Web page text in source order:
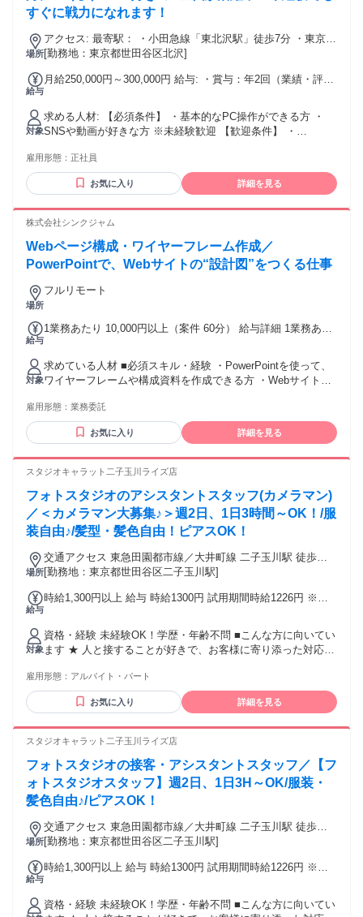
出社が可能な方 ・長期的（1年以上）に勤務し、共に成長でき
る方
すぐに戦力になれます！
場所
アクセス: 最寄駅： ・小田急線「東北沢駅」徒歩7分 ・東京メ
トロ千代田線「代々木上原駅」徒歩12分 下北沢・代々木・渋
グも楽しめる人気エリアです。 通勤ストレスが少なく、 「仕
す。
[勤務地：東京都世田谷区北沢]
給与
月給250,000円～300,000円 給与: ・賞与：年2回（業績・評価
年功序列ではなく、 「頑張りがきちんと評価される仕組み」
です。 未経験スタートでも 成長に応じてしっかり収入アップ
が目指せます。
対象
求める人材: 【必須条件】 ・基本的なPC操作ができる方 ・
SNSや動画が好きな方 ※未経験歓迎 【歓迎条件】 ・
・デザインやクリエイティブが好きな方 【こんな方にピッタ
リ】 ・「SNSを仕事にしたい」と本気で思っている方 ・好き
なことを仕事にしたい方 ・成長業界でスキルを身につけたい
ンスも目指したい方
雇用形態： 正社員
お気に入り 詳細を見る
株式会社シンクジャム
Webページ構成・ワイヤーフレーム作成／
PowerPointで、Webサイトの“設計図”をつくる仕事
場所
フルリモート
給与
1業務あたり 10,000円以上（案件 60分） 給与詳細 1業務あた
円 〜(60分) 報酬は、案件ごとに個別見積となります。 募集要
項の仕様上、基本給欄には「1業務あたり10,000円〜」と記載
していますが、実際の報酬はページ数・画面数・内容の難易
度・納期・修正範囲などを踏まえて、案件ごとに事前に交渉
はなく、業務委託契約でのご依頼となります。
対象
求めている人材 ■必須スキル・経験 ・PowerPointを使って、
ワイヤーフレームや構成資料を作成できる方 ・Webサイトや
意味を理解し、適切な場所に配置できる方 ・指示内容を正し
く読み取り、制作方針に沿って作業できる方 ・修正依頼に対
して、丁寧かつ柔軟に対応できる方 ■歓迎する経験・スキル
ターなどの経験 ・Webサイト制作会社、広告会社、マーケテ
ム、画面遷移図などの作成経験 ・BtoBサイト、採用サイト、
サービスサイト、LPなどの制作経験 ・情報設計やユーザー導
線設計に関する知識 ■求める人物像 ・情報を整理し、わかり
やすい画面構成に落とし込むことが得意な方 ・デザイン前の
「設計」に関心がある方 ・コンテンツの意味や役割を考えな
がら配置できる方 ・指示された内容をそのまま作業するだけ
できる外部パートナーとして関わっていただける方 ※現在
のご応募はお断りさせていただいておりますので、ご了承く
ださい。 ※ご応募いただける方のワイヤーフレーム制作のご
実績や これまでどのようにお仕事を進められてこられたのか
ががわかる資料を 添付いただけると助かります。
雇用形態： 業務委託
お気に入り 詳細を見る
スタジオキャラット二子玉川ライズ店
フォトスタジオのアシスタントスタッフ(カメラマン)
／＜カメラマン大募集♪＞週2日、1日3時間～OK！/服
装自由♪/髪型・髪色自由！ピアスOK！
場所
交通アクセス 東急田園都市線／大井町線 二子玉川駅 徒歩約3
分 東急田園都市線 用賀駅 徒歩約25分 東急田園都市線 溝の口
[勤務地：東京都世田谷区二子玉川駅]
給与
時給1,300円以上 給与 時給1300円 試用期間時給1226円 ※試
対象
資格・経験 未経験OK！学歴・年齢不問 ■こんな方に向いてい
ます ★ 人と接することが好きで、お客様に寄り添った対応が
働ける方 ★ チームワークを大切にできる方 ★ 受付・接客の
お仕事に抵抗がない方 フォトスタジオ経験・ヘアメイクやカ
メラの経験が少しでもある方も大歓迎♪ 「興味がある！」とい
雇用形態： アルバイト・パート
お気に入り 詳細を見る
スタジオキャラット二子玉川ライズ店
フォトスタジオの接客・アシスタントスタッフ／【フ
ォトスタジオスタッフ】週2日、1日3H～OK/服装・
髪色自由♪/ピアスOK！
場所
交通アクセス 東急田園都市線／大井町線 二子玉川駅 徒歩約3
分 東急田園都市線 用賀駅 徒歩約25分 東急田園都市線 溝の口
[勤務地：東京都世田谷区二子玉川駅]
給与
時給1,300円以上 給与 時給1300円 試用期間時給1226円 ※試
資格・経験 未経験OK！学歴・年齢不問 ■こんな方に向いてい